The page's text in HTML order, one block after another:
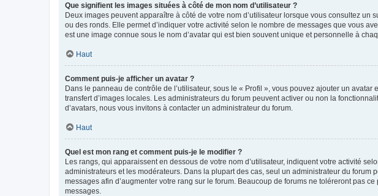
Que signifient les images situées à côté de mon nom d’utilisateur ?
Deux images peuvent apparaître à côté de votre nom d’utilisateur lorsque vous consultez
ou des ronds. Elle permet d’indiquer votre activité selon le nombre de messages que vous
est une image connue sous le nom d’avatar qui est bien souvent unique et personnelle à
Haut
Comment puis-je afficher un avatar ?
Dans le panneau de contrôle de l’utilisateur, sous le « Profil », vous pouvez ajouter un
transfert d’images locales. Les administrateurs du forum peuvent activer ou non la
d’avatars, nous vous invitons à contacter un administrateur du forum.
Haut
Quel est mon rang et comment puis-je le modifier ?
Les rangs, qui apparaissent en dessous de votre nom d’utilisateur, indiquent votre activité
administrateurs et les modérateurs. Dans la plupart des cas, seul un administrateur du
messages afin d’augmenter votre rang sur le forum. Beaucoup de forums ne toléreront pas
messages.